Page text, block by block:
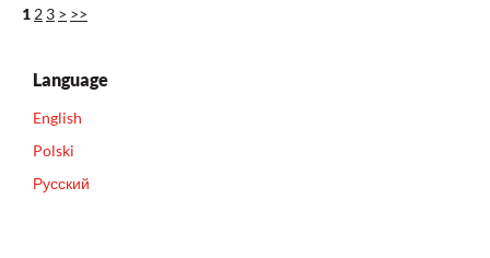
1 2 3 > >>
Language
English
Polski
Русский